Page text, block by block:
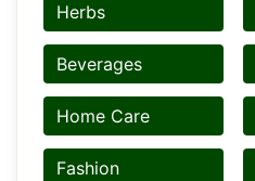
Herbs
Beverages
Home Care
Fashion